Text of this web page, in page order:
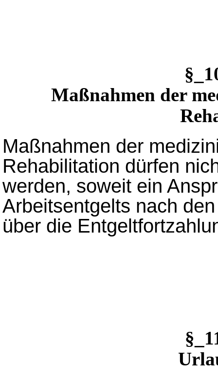
Maßnahmen der
Maßnahmen der
Rehabilitation dürfen
werden, soweit ein
Arbeitsentgelts nach
über die